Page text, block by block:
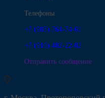
Телефоны
+7 (985) 764-74-61
+7 (910) 482-22-82
Отправить сообщение